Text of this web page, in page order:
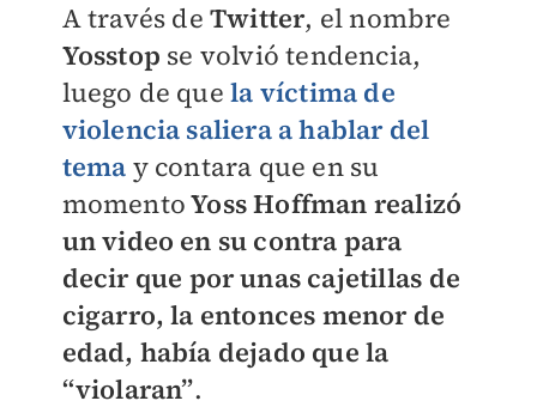
A través de Twitter, el nombre
Yosstop se volvió tendencia,
luego de quela víctima de
violencia saliera a hablar del
tema y contara que en su
momentoYoss Hoffman realizó
un video en su contra para
decir que por unas cajetillas de
cigarro, la entonces menor de
edad, había dejado que la
“violaran”.